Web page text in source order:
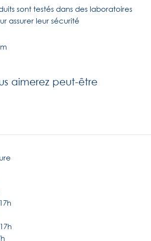
sont testés dans des laboratoires
assurer leur sécurité
aimerez peut-être